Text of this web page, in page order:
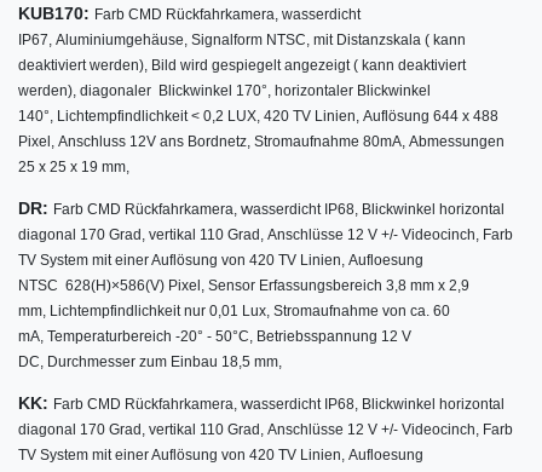
KUB170: Farb CMD Rückfahrkamera, wasserdicht
IP67, Aluminiumgehäuse, Signalform NTSC, mit Distanzskala ( kann
deaktiviert werden), Bild wird gespiegelt angezeigt ( kann deaktiviert
werden), diagonaler Blickwinkel 170°, horizontaler Blickwinkel
140°, Lichtempfindlichkeit < 0,2 LUX, 420 TV Linien, Auflösung 644 x 488
Pixel, Anschluss 12V ans Bordnetz, Stromaufnahme 80mA, Abmessungen
25 x 25 x 19 mm,
DR: Farb CMD Rückfahrkamera, wasserdicht IP68, Blickwinkel horizontal
diagonal 170 Grad, vertikal 110 Grad, Anschlüsse 12 V +/- Videocinch, Farb
TV System mit einer Auflösung von 420 TV Linien, Aufloesung
NTSC 628(H)×586(V) Pixel, Sensor Erfassungsbereich 3,8 mm x 2,9
mm, Lichtempfindlichkeit nur 0,01 Lux, Stromaufnahme von ca. 60
mA, Temperaturbereich -20° - 50°C, Betriebsspannung 12 V
DC, Durchmesser zum Einbau 18,5 mm,
KK: Farb CMD Rückfahrkamera, wasserdicht IP68, Blickwinkel horizontal
diagonal 170 Grad, vertikal 110 Grad, Anschlüsse 12 V +/- Videocinch, Farb
TV System mit einer Auflösung von 420 TV Linien, Aufloesung